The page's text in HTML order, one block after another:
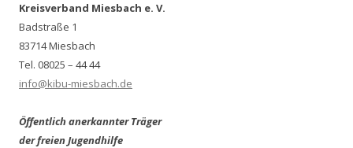
Kreisverband Miesbach e. V.
Badstraße 1
83714 Miesbach
Tel. 08025 – 44 44
info@kibu-miesbach.de
Öffentlich anerkannter Träger
der freien Jugendhilfe